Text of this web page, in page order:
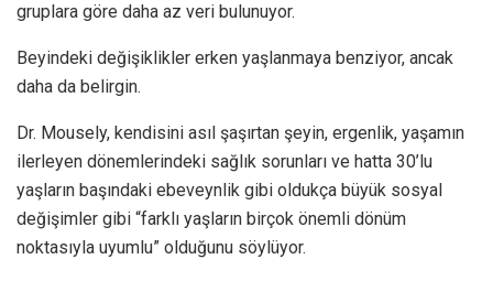
gruplara göre daha az veri bulunuyor.
Beyindeki değişiklikler erken yaşlanmaya benziyor, ancak
daha da belirgin.
Dr. Mousely, kendisini asıl şaşırtan şeyin, ergenlik, yaşamın
ilerleyen dönemlerindeki sağlık sorunları ve hatta 30’lu
yaşların başındaki ebeveynlik gibi oldukça büyük sosyal
değişimler gibi “farklı yaşların birçok önemli dönüm
noktasıyla uyumlu” olduğunu söylüyor.